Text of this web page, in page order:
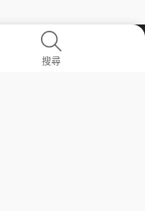
搜尋